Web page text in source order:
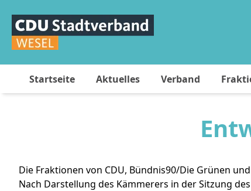
Startseite Aktuelles Verband
Die Fraktionen von CDU, Bündnis90/Die Grünen
Nach Darstellung des Kämmerers in der Sitzung